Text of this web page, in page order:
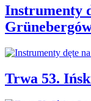
Instrumenty
Trwa 53.